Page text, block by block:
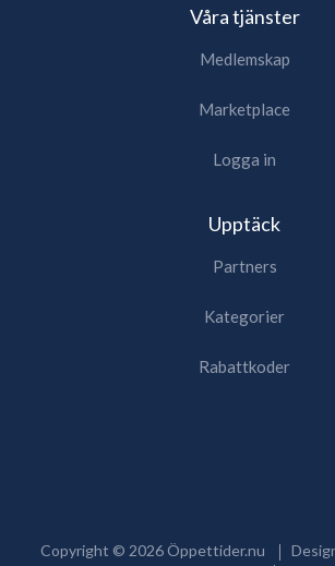
Våra tjänster
Medlemskap
Marketplace
Logga in
Upptäck
Partners
Kategorier
Rabattkoder
Copyright © 2026Öppettider.nu